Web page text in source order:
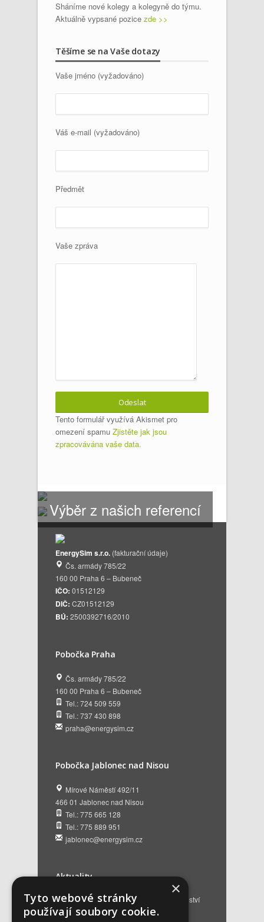
Sháníme nové kolegy a kolegyně do týmu.
Aktuálně vypsané pozice zde >>
Těšíme se na Vaše dotazy
Vaše jméno (vyžadováno)
Váš e-mail (vyžadováno)
Předmět
Vaše zpráva
Tento formulář využívá Akismet pro
omezení spamu Zjistěte jak jsou
zpracovávána vaše data.
Výběr z našich referencí
EnergySim s.r.o. (fakturační údaje)
Čs. armády 785/22
160 00 Praha 6 – Bubeneč
IČO: 01512129
DIČ: CZ01512129
BÚ: 2500392716/2010
Pobočka Praha
Čs. armády 785/22
160 00 Praha 6 – Bubeneč
Tel.: 724 509 559
Tel.: 737 430 898
praha@energysim.cz
Pobočka Jablonec nad Nisou
Mírové Náměstí 492/11
466 01 Jablonec nad Nisou
Tel.: 775 665 128
Tel.: 775 889 951
jablonec@energysim.cz
Aktuality
Renovační pasy budov a dotační poradenství
12. 6. 2026
×
Tyto webové stránky
používají soubory cookie.